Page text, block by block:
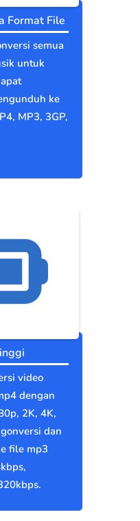
Format File
semua
untuk
ke
MP3, 3GP,
video
dengan
2K, 4K,
dan
file mp3